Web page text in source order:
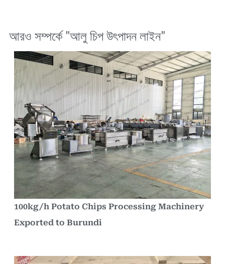
আরও সম্পর্কে "আলু চিপ উৎপাদন লাইন"
100kg/h Potato Chips Processing Machinery
Exported to Burundi